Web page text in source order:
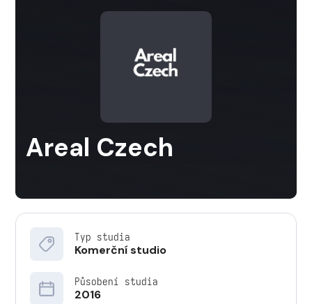
Areal Czech
Typ studia
Komerční studio
Působení studia
2016